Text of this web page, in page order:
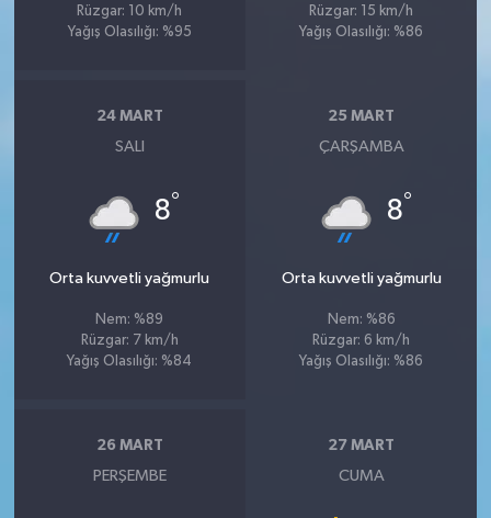
Rüzgar: 10 km/h
Yağış Olasılığı: %95
Rüzgar: 15 km/h
Yağış Olasılığı: %86
24 MART
SALI
8°
Orta kuvvetli yağmurlu
Nem: %89
Rüzgar: 7 km/h
Yağış Olasılığı: %84
25 MART
ÇARŞAMBA
8°
Orta kuvvetli yağmurlu
Nem: %86
Rüzgar: 6 km/h
Yağış Olasılığı: %86
26 MART
PERŞEMBE
27 MART
CUMA